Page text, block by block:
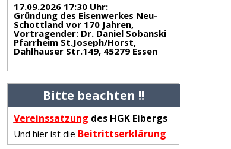
17.09.2026 17:30 Uhr:
Gründung des Eisenwerkes Neu-
Schottland vor 170 Jahren,
Vortragender: Dr. Daniel Sobanski
Pfarrheim St.Joseph/Horst,
Dahlhauser Str.149, 45279 Essen
Bitte beachten !!
Vereinssatzung des HGK Eibergs
Und hier ist die Beitrittserklärung